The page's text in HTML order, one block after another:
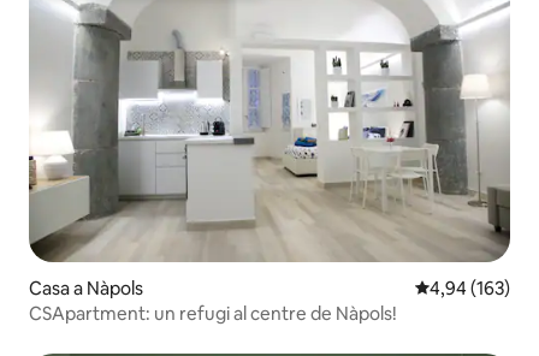
Casa a Nàpols 4,94 de
4,94 (163)
CSApartment: un refugi al centre de Nàpols!